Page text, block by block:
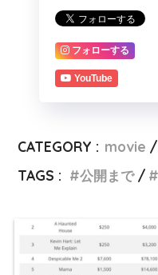
フォローする
YouTube
CATEGORY : movie
TAGS :
公開まで